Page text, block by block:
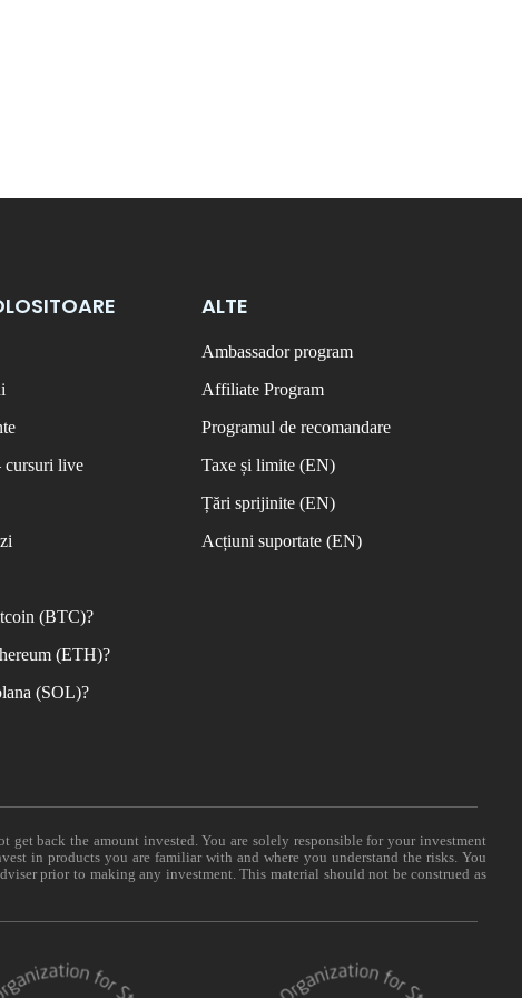
cursuri live
(BTC)?
(ETH)?
(SOL)?
ALTE
Ambassador program
Affiliate Program
Programul de recomandare
Taxe și limite (EN)
Țări sprijinite (EN)
Acțiuni suportate (EN)
back the amount invested. You are solely responsible for your investment
in products you are familiar with and where you understand the risks. You
prior to making any investment. This material should not be construed as